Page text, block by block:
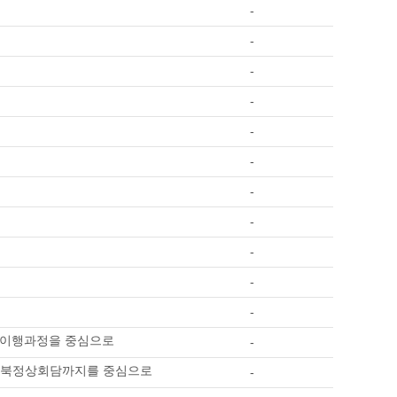
-
-
-
-
-
-
-
-
-
-
-
행과정을 중심으로 -
정상회담까지를 중심으로 -